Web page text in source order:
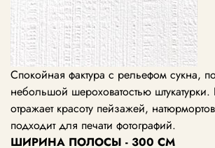
Спокойная фактура с рельефом сукна,
небольшой шероховатостью
отражает красоту пейзажей,
подходит для печати фотографий.
ШИРИНА ПОЛОСЫ - 300 СМ